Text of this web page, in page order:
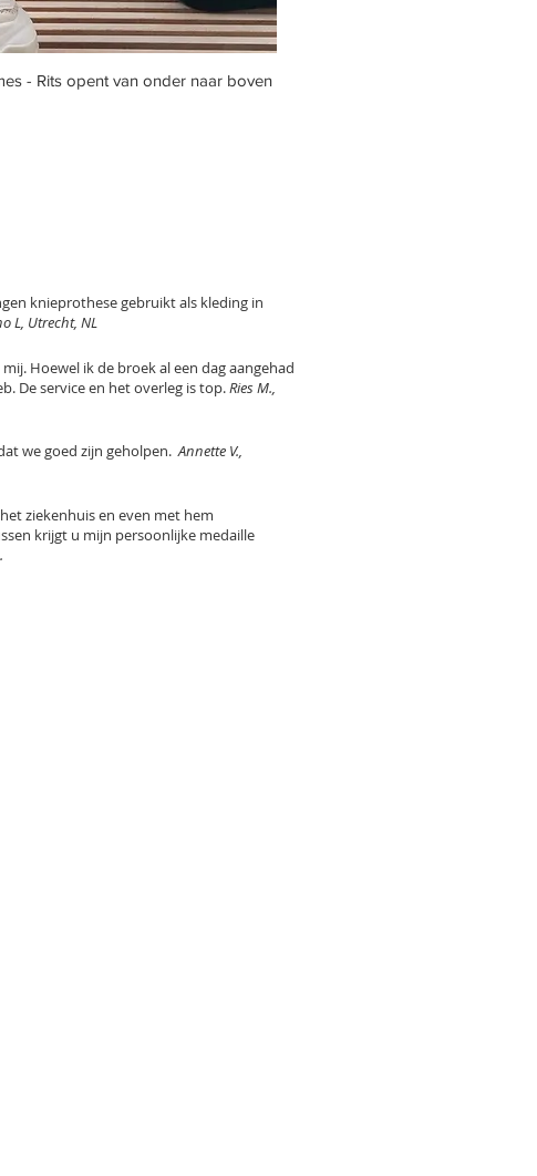
Quick View
- Rits opent van onder naar boven
knieprothese gebruikt als kleding in
L, Utrecht, NL
Hoewel ik de broek al een dag aangehad
De service en het overleg is top.Ries M.,
we goed zijn geholpen. Annette V.,
ziekenhuis en even met hem
krijgt u mijn persoonlijke medaille